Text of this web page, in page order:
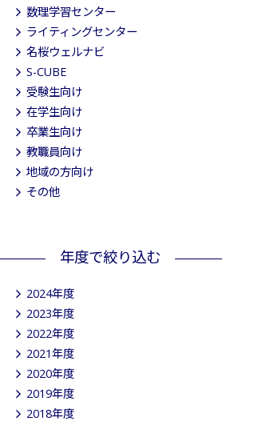
数理学習センター
ライティングセンター
名桜ウェルナビ
S-CUBE
受験生向け
在学生向け
卒業生向け
教職員向け
地域の方向け
その他
年度で絞り込む
2024年度
2023年度
2022年度
2021年度
2020年度
2019年度
2018年度